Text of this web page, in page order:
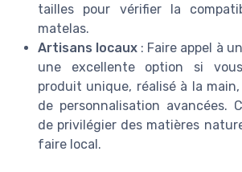
tailles pour vérifier la
matelas.
Artisans locaux : Faire appel à
une excellente option si
produit unique, réalisé à la
de personnalisation avancées.
de privilégier des matières
faire local.